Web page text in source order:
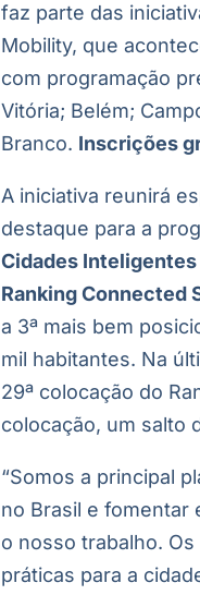
faz parte das
Mobility, que
com programação
Vitória; Belém;
Branco. Inscrições
A iniciativa reunirá
destaque para a
Cidades Inteligentes
Ranking Connected
a 3ª mais bem
mil habitantes. Na
29ª colocação do
colocação, um salto
“Somos a principal
no Brasil e fomentar
o nosso trabalho.
práticas para a